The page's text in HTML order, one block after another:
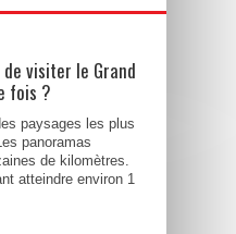
visiter le Grand
fois ?
paysages les plus
panoramas
de kilomètres.
atteindre environ 1